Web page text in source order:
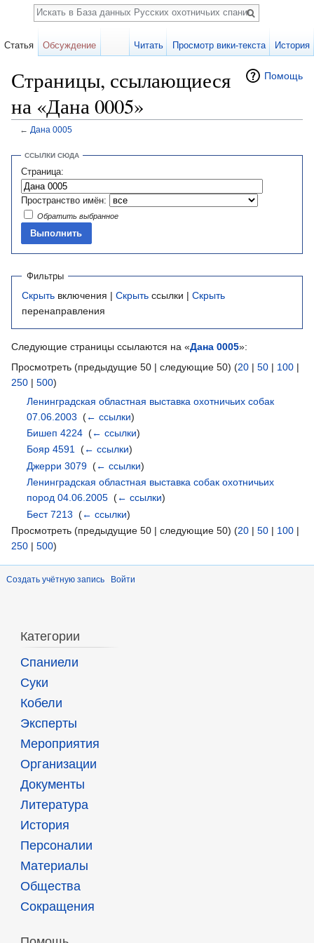
Помощь
Страницы, ссылающиеся
на «Дана 0005»
← Дана 0005
ССЫЛКИ СЮДА
Страница:
Пространство имён:
Обратить выбранное
Фильтры
Скрыть включения | Скрыть ссылки | Скрыть
перенаправления
Следующие страницы ссылаются на «Дана 0005»:
Просмотреть (предыдущие 50 | следующие 50) (20 | 50 | 100 |
250 | 500)
Ленинградская областная выставка охотничьих собак
07.06.2003 ‎(← ссылки)
Бишеп 4224 ‎(← ссылки)
Бояр 4591 ‎(← ссылки)
Джерри 3079 ‎(← ссылки)
Ленинградская областная выставка собак охотничьих
пород 04.06.2005 ‎(← ссылки)
Бест 7213 ‎(← ссылки)
Просмотреть (предыдущие 50 | следующие 50) (20 | 50 | 100 |
250 | 500)
Создать учётную запись Войти
Статья Обсуждение Читать Просмотр вики-текста История
Поиск
Категории
Спаниели
Суки
Кобели
Эксперты
Мероприятия
Организации
Документы
Литература
История
Персоналии
Материалы
Общества
Сокращения